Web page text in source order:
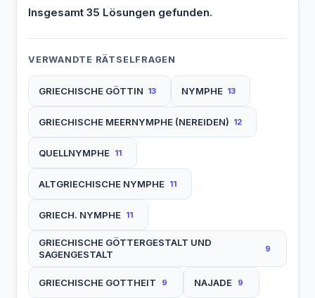
Insgesamt 35 Lösungen gefunden.
VERWANDTE RÄTSELFRAGEN
GRIECHISCHE GÖTTIN 13 NYMPHE 13
GRIECHISCHE MEERNYMPHE (NEREIDEN) 12
QUELLNYMPHE 11
ALTGRIECHISCHE NYMPHE 11
GRIECH. NYMPHE 11
GRIECHISCHE GÖTTERGESTALT UND
SAGENGESTALT
9
GRIECHISCHE GOTTHEIT 9 NAJADE 9